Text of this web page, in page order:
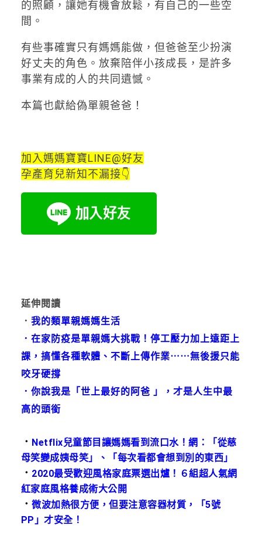
的照顧，讓她有機會放鬆，有自己的一些空
間。
有些事確實只有媽媽能做，但爸爸至少扮演
好丈夫的角色。放棄陪伴小孩成長，是許多
事業有成的人的共同遺憾。
本篇也獻給偽單親爸爸！
加入媽媽寶寶LINE@好友
孕產育兒新知不漏接👇
延伸閱讀
． 我的類單親媽媽生活
．在家防疫是單親媽大挑戰！停工壓力加上遠距上
課，搞懂各種軟體、不斷上傳作業⋯⋯無後援只能
咬牙硬撐
．你說我是「世上最好的阿爸 」，才是人生中最
高的頭銜
． Netflix兒童節目讓媽媽看到流口水！網：「從慈
母笑變成姨母笑」、「每次看都會想到別的東西」
． 2020最受歡迎風格家庭票選出爐！６組超人氣網
紅家庭風格養成術大公開
．微波加熱很方便，但要注意容器材質，「5號
PP」才安全！